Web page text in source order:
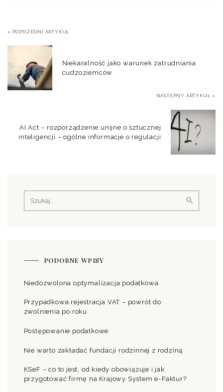
< POPRZEDNI ARTYKUŁ
Niekaralność jako warunek zatrudniania
cudzoziemców
NASTĘPNY ARTYKUŁ >
AI Act – rozporządzenie unijne o sztucznej
inteligencji – ogólne informacje o regulacji
PODOBNE WPISY
Niedozwolona optymalizacja podatkowa
Przypadkowa rejestracja VAT – powrót do
zwolnienia po roku
Postępowanie podatkowe
Nie warto zakładać fundacji rodzinnej z rodziną
KSeF – co to jest, od kiedy obowiązuje i jak
przygotować firmę na Krajowy System e-Faktur?